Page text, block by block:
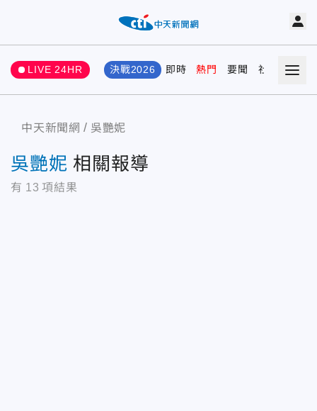
LIVE 24HR 決戰2026 即時 熱門 要聞 社會 娛樂
中天新聞網 吳艷妮
吳艷妮 相關報導
有 13 項結果